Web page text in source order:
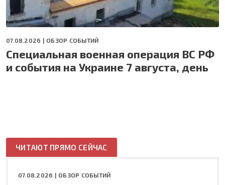
07.08.2026 | ОБЗОР СОБЫТИЙ
Специальная военная операция ВС РФ
и события на Украине 7 августа, день
ЧИТАЮТ ПРЯМО СЕЙЧАС
07.08.2026 | ОБЗОР СОБЫТИЙ